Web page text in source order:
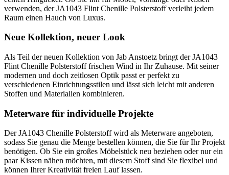
verwenden, der JA1043 Flint Chenille Polsterstoff verleiht jedem
Raum einen Hauch von Luxus.
Neue Kollektion, neuer Look
Als Teil der neuen Kollektion von Jab Anstoetz bringt der JA1043
Flint Chenille Polsterstoff frischen Wind in Ihr Zuhause. Mit seiner
modernen und doch zeitlosen Optik passt er perfekt zu
verschiedenen Einrichtungsstilen und lässt sich leicht mit anderen
Stoffen und Materialien kombinieren.
Meterware für individuelle Projekte
Der JA1043 Chenille Polsterstoff wird als Meterware angeboten,
sodass Sie genau die Menge bestellen können, die Sie für Ihr Projekt
benötigen. Ob Sie ein großes Möbelstück neu beziehen oder nur ein
paar Kissen nähen möchten, mit diesem Stoff sind Sie flexibel und
können Ihrer Kreativität freien Lauf lassen.